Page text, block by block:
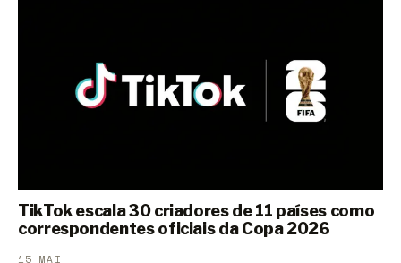
TikTok escala 30 criadores de 11 países como
correspondentes oficiais da Copa 2026
15 MAI